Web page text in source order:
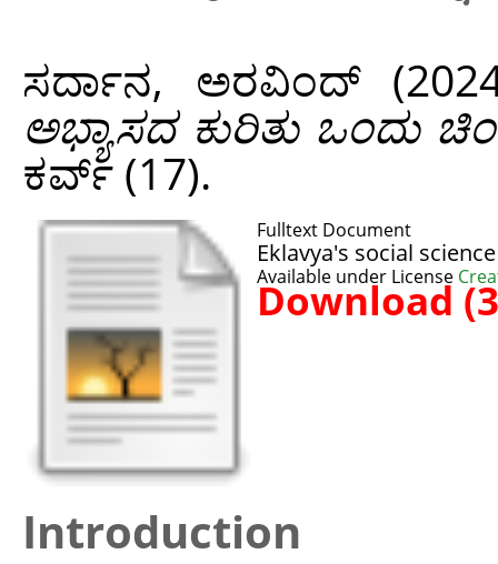
ಸರ್ದಾನ, ಅರವಿಂದ್
ಅಭ್ಯಾಸದ ಕುರಿತು ಒಂದು
ಕರ್ವ್ (17).
Fulltext Document
Eklavya's social
Available under License
Download
Introduction